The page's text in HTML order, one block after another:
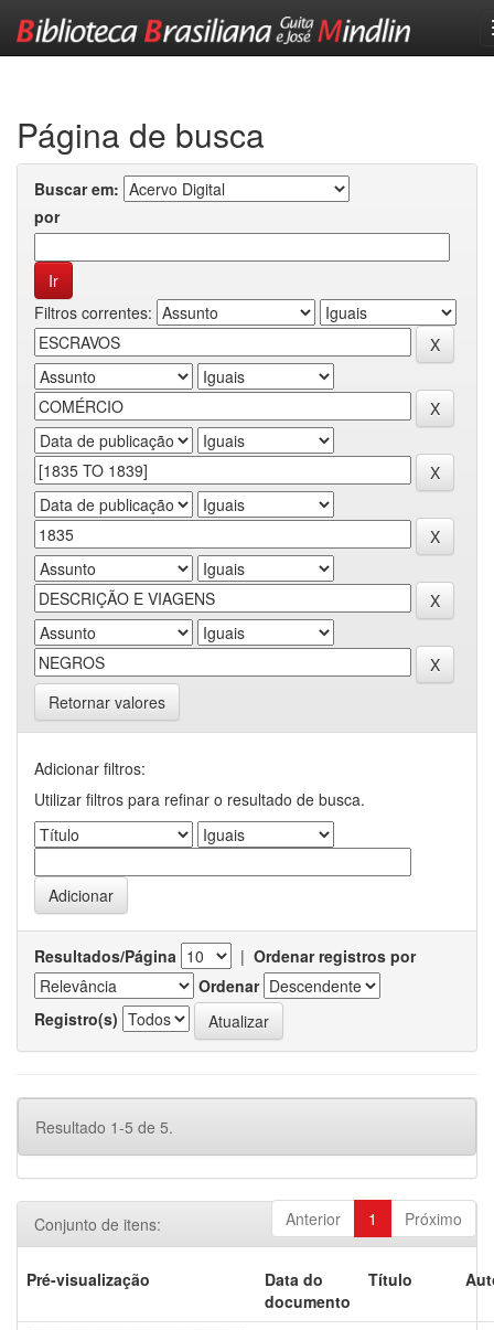
Página de busca
Buscar em:
por
Filtros correntes:
Retornar valores
Adicionar filtros:
Utilizar filtros para refinar o resultado de busca.
Resultados/Página | Ordenar registros por
Ordenar
Registro(s)
Resultado 1-5 de 5.
Anterior 1 Próximo
Conjunto de itens:
Pré-visualização
Data do
documento
Título